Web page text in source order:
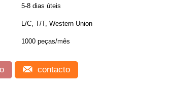
5-8 dias úteis
L/C, T/T, Western Union
1000 peças/mês
contacto